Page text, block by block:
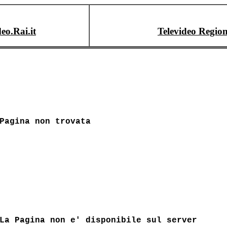
Televideo
Pagina non trovata
La Pagina non e' disponibile sul server